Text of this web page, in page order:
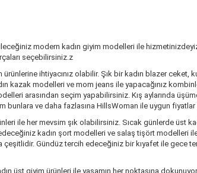
modern kadın giyim modelleri ile
seçebilirsiniz.z
ihtiyacınız olabilir. Şık bir kadın blazer ceket,
modelleri ve mom jeans ile yapacağınız
arasından seçim yapabilirsiniz. Kış aylarında
bunlara ve daha fazlasına HillsWoman ile uygun
ile her mevsim şık olabilirsiniz. Sıcak günlerde üst
kadın şort modelleri ve salaş tişört modelleri
Gündüz tercih edeceğiniz bir kıyafet ile gece
üst giyim ürünleri ile yaşamın her noktasına